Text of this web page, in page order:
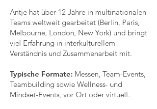
Antje hat über 12 Jahre in multinationalen
Teams weltweit gearbeitet (Berlin, Paris,
Melbourne, London, New York) und bringt
viel Erfahrung in interkulturellem
Verständnis und Zusammenarbeit mit.
Typische Formate: Messen, Team-Events,
Teambuilding sowie Wellness- und
Mindset-Events, vor Ort oder virtuell.